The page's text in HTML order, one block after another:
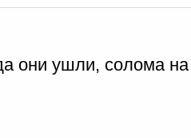
они ушли, солома